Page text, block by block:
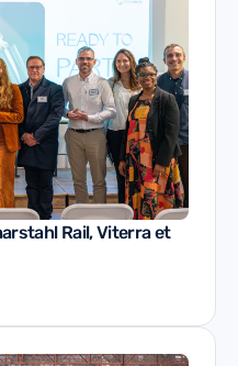
Rail, Viterra et